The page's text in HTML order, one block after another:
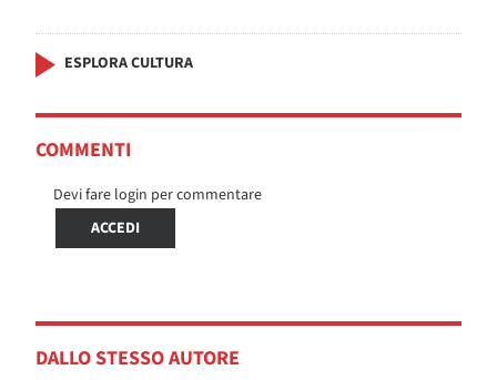
ESPLORA CULTURA
COMMENTI
Devi fare login per commentare
ACCEDI
DALLO STESSO AUTORE